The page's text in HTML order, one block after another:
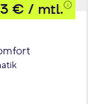
€ / mtl.